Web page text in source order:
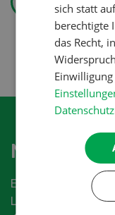
Erst
Erhalten Sie die
sich statt
berechtigte
das Recht,